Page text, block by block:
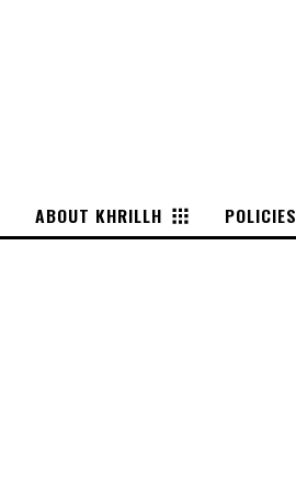
ABOUT KHRILLH